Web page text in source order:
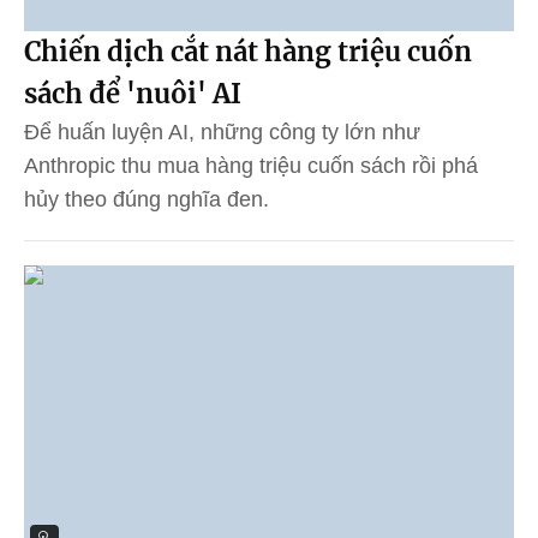
Chiến dịch cắt nát hàng triệu cuốn
sách để 'nuôi' AI
Để huấn luyện AI, những công ty lớn như
Anthropic thu mua hàng triệu cuốn sách rồi phá
hủy theo đúng nghĩa đen.